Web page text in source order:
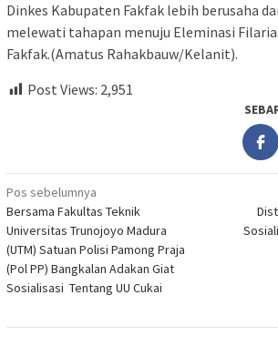
Dinkes Kabupaten Fakfak lebih berusaha
melewati tahapan menuju Eleminasi
Fakfak.(Amatus Rahakbauw/Kelanit).
Post Views: 2,951
Navigasi
pos
Pos sebelumnya
Bersama Fakultas Teknik
Universitas Trunojoyo Madura
(UTM) Satuan Polisi Pamong Praja
(Pol PP) Bangkalan Adakan Giat
Sosialisasi Tentang UU Cukai